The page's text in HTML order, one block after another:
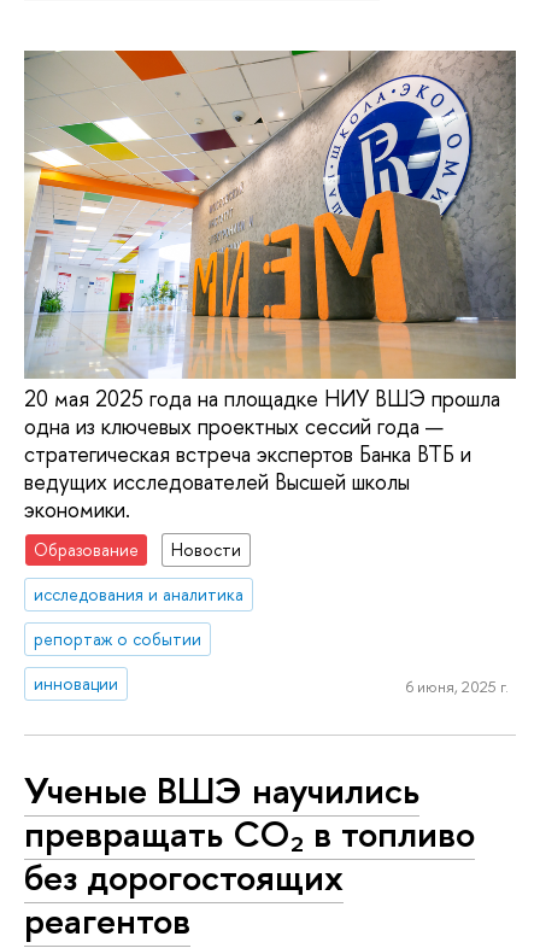
20 мая 2025 года на площадке НИУ ВШЭ прошла
одна из ключевых проектных сессий года —
стратегическая встреча экспертов Банка ВТБ и
ведущих исследователей Высшей школы
экономики.
Образование
Новости
исследования и аналитика
репортаж о событии
инновации
6 июня, 2025 г.
Ученые ВШЭ научились
превращать CO₂ в топливо
без дорогостоящих
реагентов